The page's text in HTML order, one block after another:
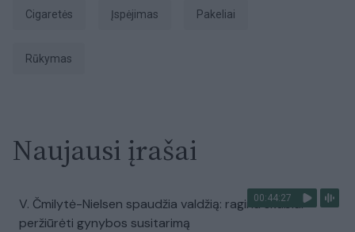
Cigaretės įspėjimas pakeliai
Rūkymas
Naujausi įrašai
00:44:27
V. Čmilytė-Nielsen spaudžia valdžią: ragina skubiai
peržiūrėti gynybos susitarimą